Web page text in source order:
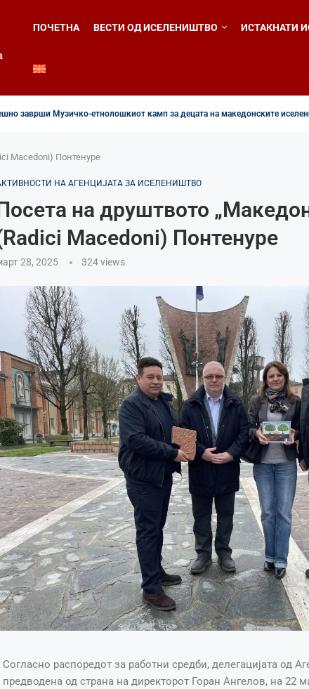
ПОЧЕТНА ВЕСТИ ОД ИСЕЛЕНИШТВО ИСТАКНАТИ
заврши Музичко-етнолошкиот камп за децата на македонските
Macedoni) Понтенуре
НА АГЕНЦИЈАТА ЗА ИСЕЛЕНИШТВО
на друштвото
Macedoni) Понтенуре
28, 2025 324views
Согласно распоредот за работни средби, делегацијата од
предводена од страна на директорот Горан Ангелов, на 22